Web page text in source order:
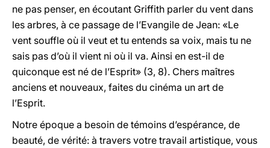
ne pas penser, en écoutant Griffith parler du vent dans
les arbres, à ce passage de l’Evangile de Jean: «Le
vent souffle où il veut et tu entends sa voix, mais tu ne
sais pas d’où il vient ni où il va. Ainsi en est-il de
quiconque est né de l’Esprit» (3, 8). Chers maîtres
anciens et nouveaux, faites du cinéma un art de
l’Esprit.
Notre époque a besoin de témoins d’espérance, de
beauté, de vérité: à travers votre travail artistique, vous